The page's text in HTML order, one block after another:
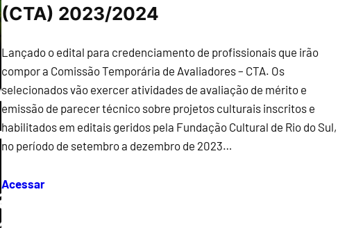
(CTA) 2023/2024
Lançado o edital para credenciamento de profissionais que irão
compor a Comissão Temporária de Avaliadores – CTA. Os
selecionados vão exercer atividades de avaliação de mérito e
emissão de parecer técnico sobre projetos culturais inscritos e
habilitados em editais geridos pela Fundação Cultural de Rio do Sul,
no período de setembro a dezembro de 2023…
Acessar